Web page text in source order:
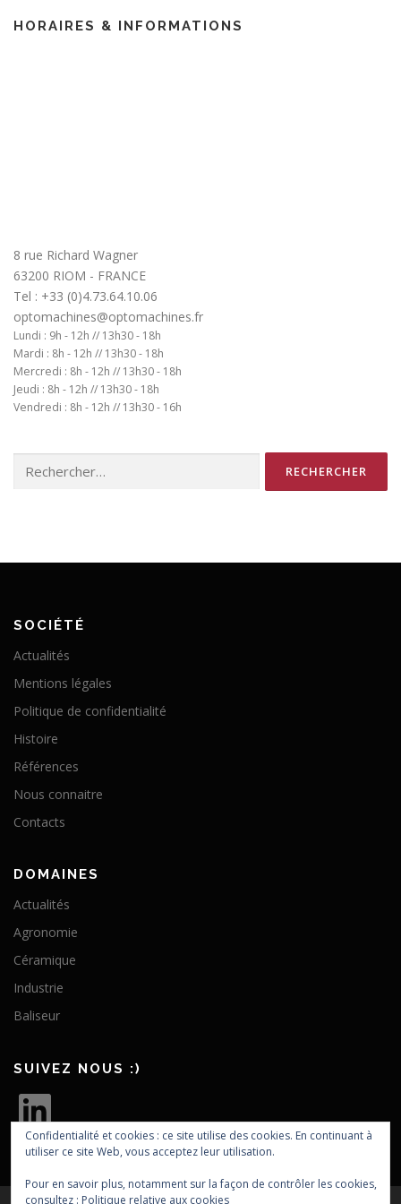
HORAIRES & INFORMATIONS
8 rue Richard Wagner
63200 RIOM - FRANCE
Tel : +33 (0)4.73.64.10.06
optomachines@optomachines.fr
Lundi : 9h - 12h // 13h30 - 18h
Mardi : 8h - 12h // 13h30 - 18h
Mercredi : 8h - 12h // 13h30 - 18h
Jeudi : 8h - 12h // 13h30 - 18h
Vendredi : 8h - 12h // 13h30 - 16h
SOCIÉTÉ
Actualités
Mentions légales
Politique de confidentialité
Histoire
Références
Nous connaitre
Contacts
DOMAINES
Actualités
Agronomie
Céramique
Industrie
Baliseur
SUIVEZ NOUS :)
L
n
Confidentialité et cookies : ce site utilise des cookies. En continuant à
utiliser ce site Web, vous acceptez leur utilisation.
Pour en savoir plus, notamment sur la façon de contrôler les cookies,
consultez : Politique relative aux cookies